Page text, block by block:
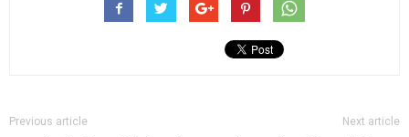
Previous article Next article